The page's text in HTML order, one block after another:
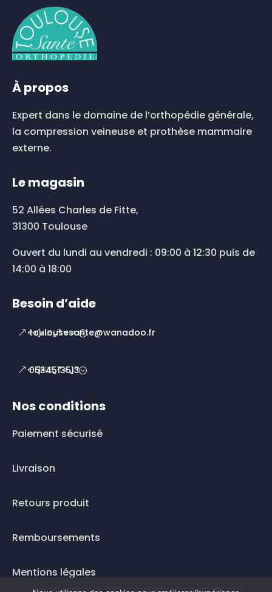
options
peuvent
être
choisies
la
du
produit
À propos
Expert dans le domaine de l’orthopédie générale,
la compression veineuse et prothèse mammaire
externe.
Le magasin
52 Allées Charles de Fitte,
31300 Toulouse
Ouvert du lundi au vendredi : 09:00 à 12:30 puis de
14:00 à 18:00
Besoin d’aide
toulousesante@wanadoo.fr
0534513513
Nos conditions
Paiement sécurisé
Livraison
Retours produit
Remboursements
Mentions légales